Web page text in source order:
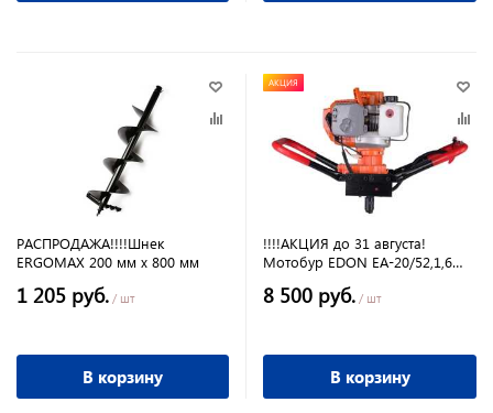
РАСПРОДАЖА!!!!Шнек
ERGOMAX 200 мм х 800 мм
1 205 руб. / шт
В корзину
АКЦИЯ
!!!!АКЦИЯ до 31 августа!
Мотобур EDON EA-20/52,1,6
мин
8 500 руб. / шт
В корзину